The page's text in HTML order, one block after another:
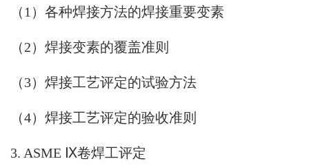
（1）各种焊接方法的焊接重要变素
（2）焊接变素的覆盖准则
（3）焊接工艺评定的试验方法
（4）焊接工艺评定的验收准则
3. ASME Ⅸ卷焊工评定